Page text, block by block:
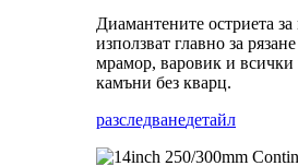
Диамантените остриета
използват главно за
мрамор, варовик и всички
камъни без кварц.
разследванедетайл